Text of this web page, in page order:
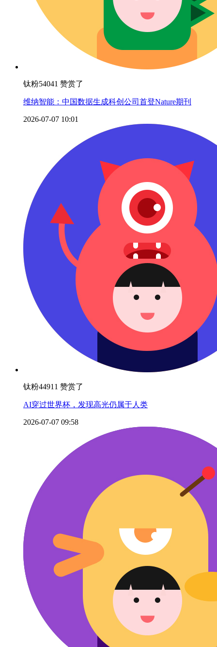
钛粉54041 赞赏了
维纳智能：中国数据生成科创公司首登Nature期刊
2026-07-07 10:01
钛粉44911 赞赏了
AI穿过世界杯，发现高光仍属于人类
2026-07-07 09:58